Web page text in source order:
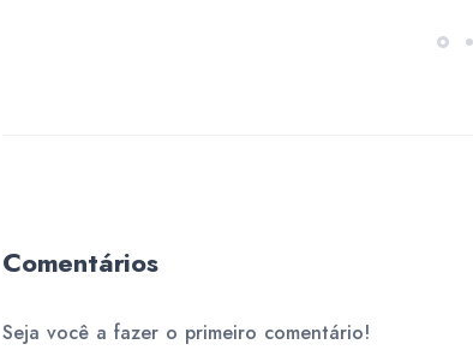
Comentários
Seja você a fazer o primeiro comentário!